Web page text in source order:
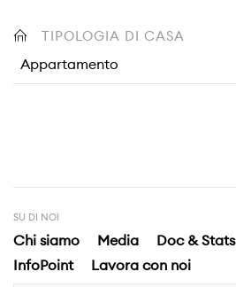
TIPOLOGIA DI CASA
Appartamento
SU DI NOI
Chi siamo Media Doc & Stats
InfoPoint
Lavora con noi